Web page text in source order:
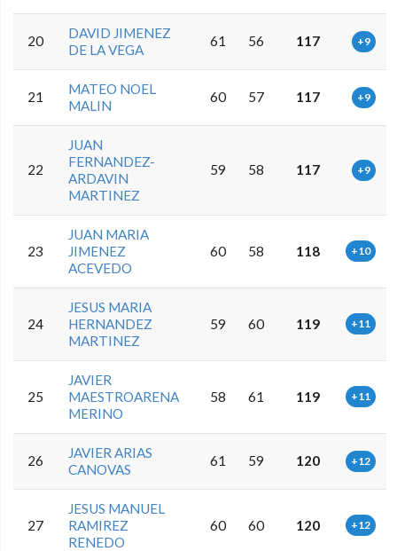
20
DAVID JIMENEZ
DE LA VEGA
61 56 117 +9
21
MATEO NOEL
MALIN
60 57 117 +9
22
JUAN
FERNANDEZ-
ARDAVIN
MARTINEZ
59 58 117 +9
23
JUAN MARIA
JIMENEZ
ACEVEDO
60 58 118 +10
24
JESUS MARIA
HERNANDEZ
MARTINEZ
59 60 119 +11
25
JAVIER
MAESTROARENA
MERINO
58 61 119 +11
26
JAVIER ARIAS
CANOVAS
61 59 120 +12
27
JESUS MANUEL
RAMIREZ
RENEDO
60 60 120 +12